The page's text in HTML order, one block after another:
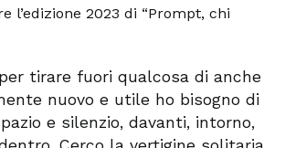
l’edizione 2023 di “Prompt, chi
tirare fuori qualcosa di anche
nuovo e utile ho bisogno di
e silenzio, davanti, intorno,